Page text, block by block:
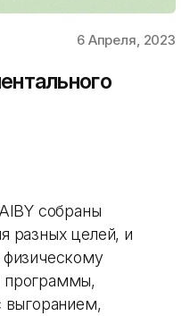
6 Апреля, 2023
собраны
разных целей, и
выгоранием,